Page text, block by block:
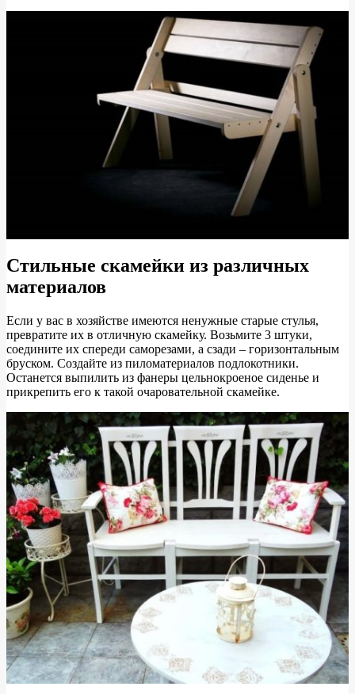
Стильные скамейки из различных
материалов
Если у вас в хозяйстве имеются ненужные старые стулья,
превратите их в отличную скамейку. Возьмите 3 штуки,
соедините их спереди саморезами, а сзади – горизонтальным
бруском. Создайте из пиломатериалов подлокотники.
Останется выпилить из фанеры цельнокроеное сиденье и
прикрепить его к такой очаровательной скамейке.